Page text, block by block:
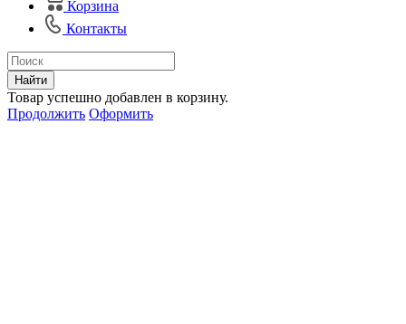
Корзина
Контакты
Найти
Товар успешно добавлен в корзину.
Продолжить Оформить